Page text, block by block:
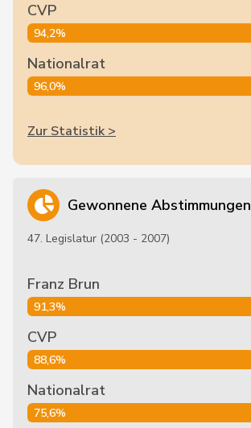
CVP
94,2%
Nationalrat
96,0%
Zur Statistik >
Gewonnene Abstimmungen
47. Legislatur (2003 - 2007)
Franz Brun
91,3%
CVP
88,6%
Nationalrat
75,6%